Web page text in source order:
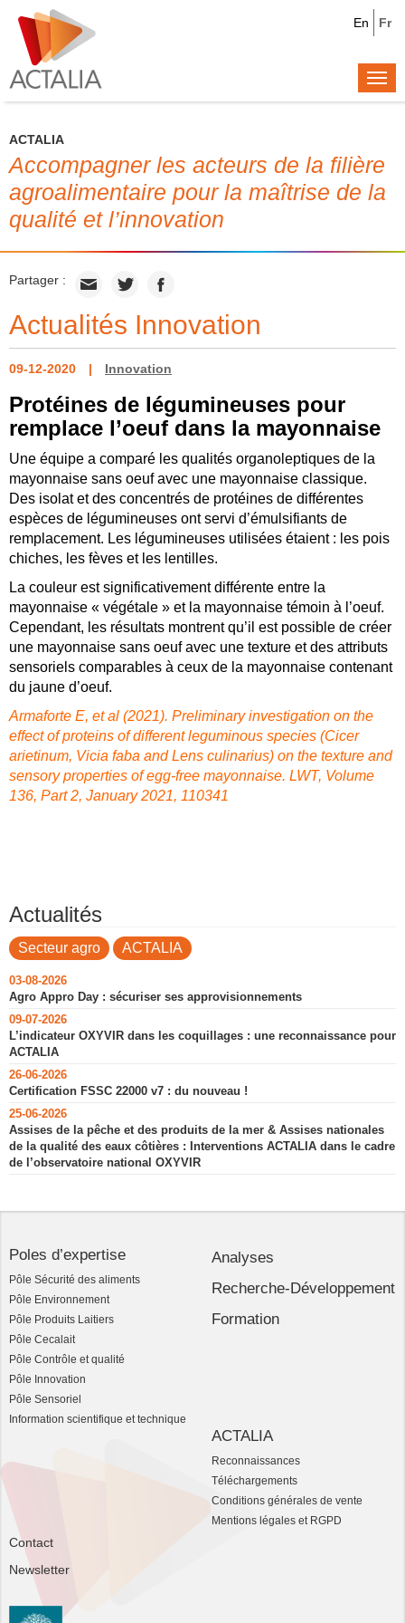
Fr
En
ACTALIA
Accompagner les acteurs de la filière
agroalimentaire pour la maîtrise de la
qualité et l’innovation
Partager :
Actualités Innovation
09-12-2020 Innovation
Protéines de légumineuses pour
remplace l’oeuf dans la mayonnaise
Une équipe a comparé les qualités organoleptiques de la
mayonnaise sans oeuf avec une mayonnaise classique.
Des isolat et des concentrés de protéines de différentes
espèces de légumineuses ont servi d’émulsifiants de
remplacement. Les légumineuses utilisées étaient : les pois
chiches, les fèves et les lentilles.
La couleur est significativement différente entre la
mayonnaise « végétale » et la mayonnaise témoin à l’oeuf.
Cependant, les résultats montrent qu’il est possible de créer
une mayonnaise sans oeuf avec une texture et des attributs
sensoriels comparables à ceux de la mayonnaise contenant
du jaune d’oeuf.
Armaforte E, et al (2021). Preliminary investigation on the
effect of proteins of different leguminous species (Cicer
arietinum, Vicia faba and Lens culinarius) on the texture and
sensory properties of egg-free mayonnaise. LWT, Volume
136, Part 2, January 2021, 110341
Actualités
Secteur agro ACTALIA
03-08-2026
Agro Appro Day : sécuriser ses approvisionnements
09-07-2026
L’indicateur OXYVIR dans les coquillages : une reconnaissance pour
ACTALIA
26-06-2026
Certification FSSC 22000 v7 : du nouveau !
25-06-2026
Assises de la pêche et des produits de la mer & Assises nationales
de la qualité des eaux côtières : Interventions ACTALIA dans le cadre
de l’observatoire national OXYVIR
Poles d’expertise
Pôle Sécurité des aliments
Pôle Environnement
Pôle Produits Laitiers
Pôle Cecalait
Pôle Contrôle et qualité
Pôle Innovation
Pôle Sensoriel
Information scientifique et technique
Analyses
Recherche-Développement
Formation
ACTALIA
Reconnaissances
Téléchargements
Conditions générales de vente
Mentions légales et RGPD
Contact
Newsletter